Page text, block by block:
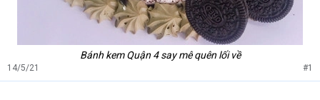
Bánh kem Quận 4 say mê quên lối về
14/5/21 #1